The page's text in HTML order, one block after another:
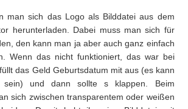
man sich das Logo als Bilddatei aus dem
herunterladen. Dabei muss man sich für
den kann man ja aber auch ganz einfach
Wenn das nicht funktioniert, das war bei
das Geld Geburtsdatum mit aus (es kann
sein) und dann sollte s klappen. Beim
sich zwischen transparentem oder weißen